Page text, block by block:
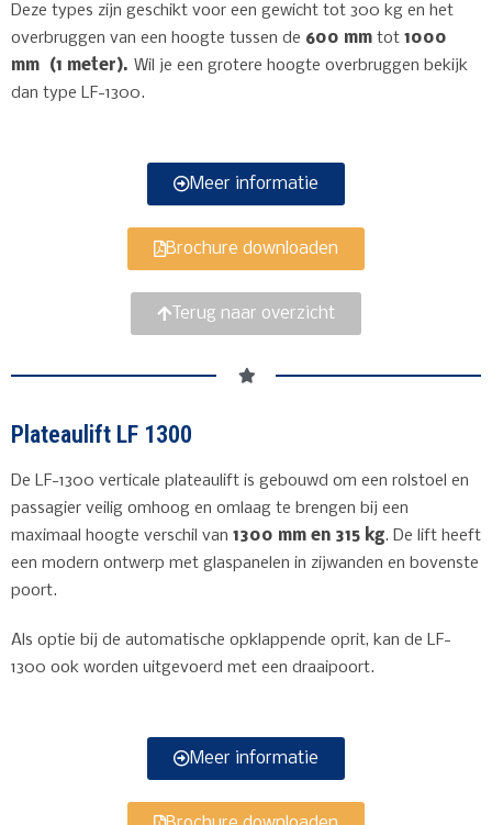
Deze types zijn geschikt voor een gewicht tot 300 kg en het
overbruggen van een hoogte tussen de 600 mm tot 1000
mm (1 meter). Wil je een grotere hoogte overbruggen bekijk
dan type LF-1300.
Meer informatie
Brochure downloaden
Terug naar overzicht
Plateaulift LF 1300
De LF-1300 verticale plateaulift is gebouwd om een rolstoel en
passagier veilig omhoog en omlaag te brengen bij een
maximaal hoogte verschil van 1300 mm en 315 kg. De lift heeft
een modern ontwerp met glaspanelen in zijwanden en bovenste
poort.
Als optie bij de automatische opklappende oprit, kan de LF-
1300 ook worden uitgevoerd met een draaipoort.
Meer informatie